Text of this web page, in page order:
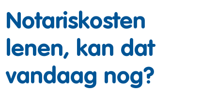
Notariskosten
lenen, kan dat
vandaag nog?